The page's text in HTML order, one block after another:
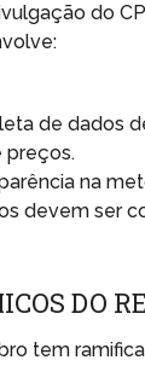
do
de dados
preços.
na
devem ser
DO
tem